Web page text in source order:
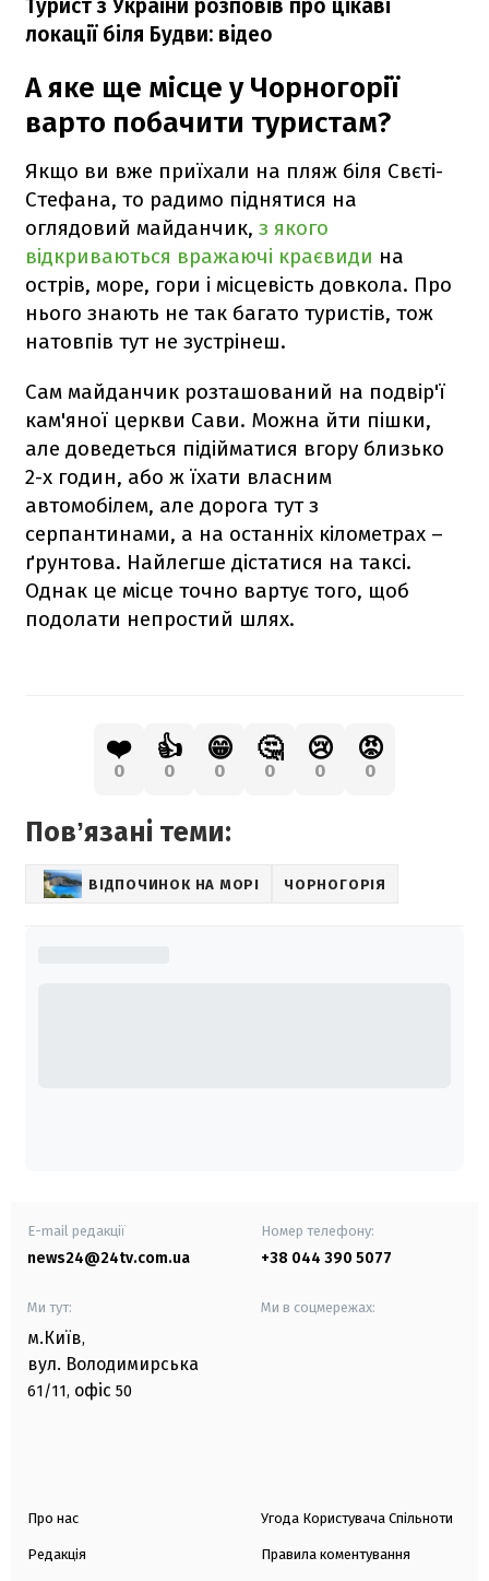
Турист з України розповів про цікаві
локації біля Будви: відео
А яке ще місце у Чорногорії
варто побачити туристам?
Якщо ви вже приїхали на пляж біля Свєті-
Стефана, то радимо піднятися на
оглядовий майданчик, з якого
відкриваються вражаючі краєвиди на
острів, море, гори і місцевість довкола. Про
нього знають не так багато туристів, тож
натовпів тут не зустрінеш.
Сам майданчик розташований на подвір'ї
кам'яної церкви Сави. Можна йти пішки,
але доведеться підійматися вгору близько
2-х годин, або ж їхати власним
автомобілем, але дорога тут з
серпантинами, а на останніх кілометрах –
ґрунтова. Найлегше дістатися на таксі.
Однак це місце точно вартує того, щоб
подолати непростий шлях.
❤️
0
👍
0
😁
0
🤔
0
😢
0
😡
0
Повʼязані теми:
ВІДПОЧИНОК НА МОРІ ЧОРНОГОРІЯ
E-mail редакції
news24@24tv.com.ua
Номер телефону:
+38 044 390 5077
Ми тут:
м.Київ,
вул. Володимирська
61/11, офіс 50
Ми в соцмережах:
Про нас
Редакція
Угода Користувача Спільноти
Правила коментування